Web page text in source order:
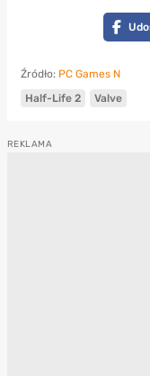
Źródło: PC Games N
Half-Life 2
Valve